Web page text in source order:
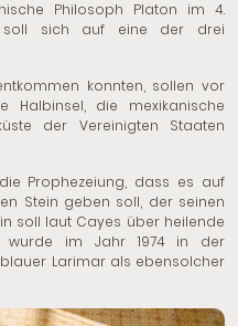
Philosoph Platon im 4.
soll sich auf eine der drei
konnten, sollen vor
Halbinsel, die mexikanische
der Vereinigten Staaten
Prophezeiung, dass es auf
Stein geben soll, der seinen
soll laut Cayes über heilende
wurde im Jahr 1974 in der
Larimar als ebensolcher